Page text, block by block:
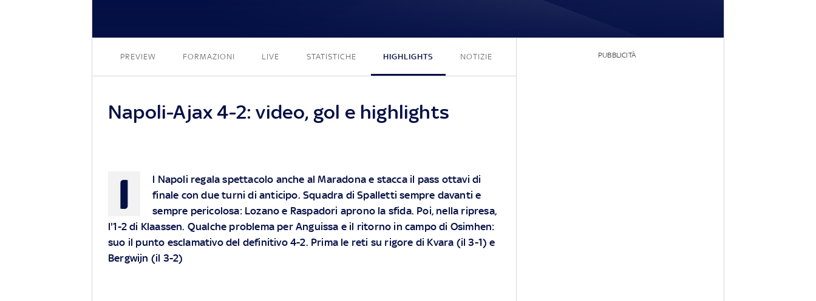
PREVIEW FORMAZIONI LIVE STATISTICHE HIGHLIGHTS NOTIZIE
Napoli-Ajax 4-2: video, gol e highlights
I
l Napoli regala spettacolo anche al Maradona e stacca il pass ottavi di
finale con due turni di anticipo. Squadra di Spalletti sempre davanti e
sempre pericolosa: Lozano e Raspadori aprono la sfida. Poi, nella ripresa,
l'1-2 di Klaassen. Qualche problema per Anguissa e il ritorno in campo di Osimhen:
suo il punto esclamativo del definitivo 4-2. Prima le reti su rigore di Kvara (il 3-1) e
Bergwijn (il 3-2)
PUBBLICITÀ